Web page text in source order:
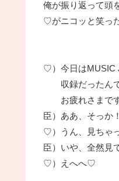
俺が振り返って頭
♡がニコッと笑った
♡）今日はMUSIC
収録だったんで
お疲れさまで
臣）ああ、そっか
♡）うん、見ちゃ
臣）いや、全然見
♡）えへへ♡